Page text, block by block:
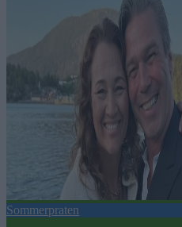
Sommerpraten